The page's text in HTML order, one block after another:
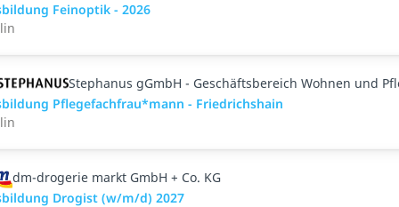
Feinoptik - 2026
Stephanus gGmbH - Geschäftsbereich Wohnen und
Pflegefachfrau*mann - Friedrichshain
dm-drogerie markt GmbH + Co. KG
Drogist (w/m/d) 2027